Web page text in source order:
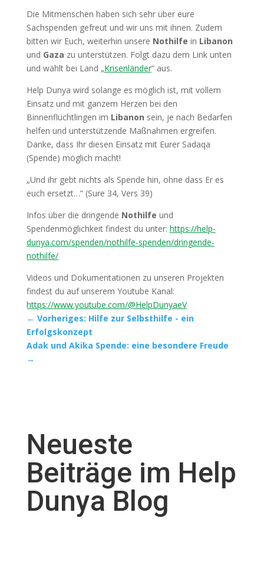
Die Mitmenschen haben sich sehr über eure
Sachspenden gefreut und wir uns mit ihnen. Zudem
bitten wir Euch, weiterhin unsere Nothilfe in Libanon
und Gaza zu unterstützen. Folgt dazu dem Link unten
und wählt bei Land „Krisenländer“ aus.
Help Dunya wird solange es möglich ist, mit vollem
Einsatz und mit ganzem Herzen bei den
Binnenflüchtlingen im Libanon sein, je nach Bedarfen
helfen und unterstützende Maßnahmen ergreifen.
Danke, dass Ihr diesen Einsatz mit Eurer Sadaqa
(Spende) möglich macht!
„Und ihr gebt nichts als Spende hin, ohne dass Er es
euch ersetzt…“ (Sure 34, Vers 39)
Infos über die dringende Nothilfe und
Spendenmöglichkeit findest du unter: https://help-
dunya.com/spenden/nothilfe-spenden/dringende-
nothilfe/
Videos und Dokumentationen zu unseren Projekten
findest du auf unserem Youtube Kanal:
https://www.youtube.com/@HelpDunyaeV
← Vorheriges: Hilfe zur Selbsthilfe - ein
Erfolgskonzept
Adak und Akika Spende: eine besondere Freude
→
Neueste
Beiträge im Help
Dunya Blog